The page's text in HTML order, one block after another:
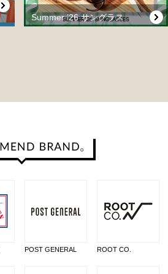
Summer ’26 サングラス
POST GENERAL ROOT CO.